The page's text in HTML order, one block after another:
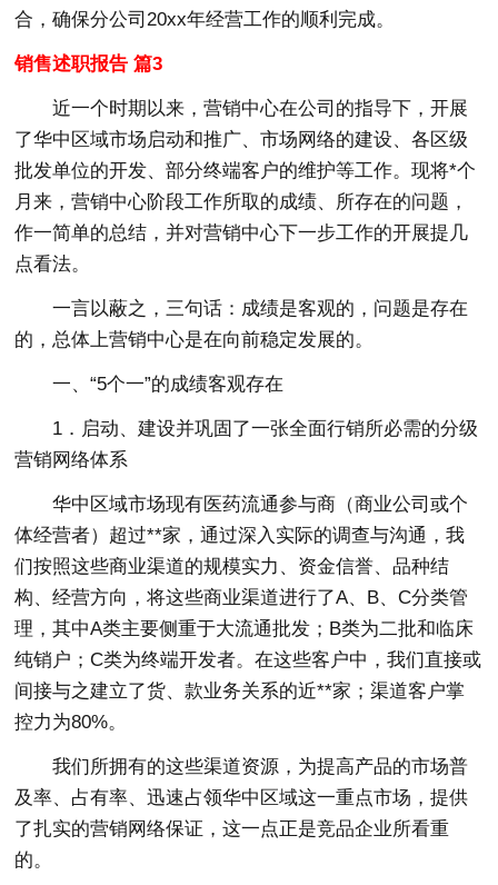
合，确保分公司20xx年经营工作的顺利完成。
销售述职报告 篇3
近一个时期以来，营销中心在公司的指导下，开展
了华中区域市场启动和推广、市场网络的建设、各区级
批发单位的开发、部分终端客户的维护等工作。现将*个
月来，营销中心阶段工作所取的成绩、所存在的问题，
作一简单的总结，并对营销中心下一步工作的开展提几
点看法。
一言以蔽之，三句话：成绩是客观的，问题是存在
的，总体上营销中心是在向前稳定发展的。
一、“5个一”的成绩客观存在
1．启动、建设并巩固了一张全面行销所必需的分级
营销网络体系
华中区域市场现有医药流通参与商（商业公司或个
体经营者）超过**家，通过深入实际的调查与沟通，我
们按照这些商业渠道的规模实力、资金信誉、品种结
构、经营方向，将这些商业渠道进行了A、B、C分类管
理，其中A类主要侧重于大流通批发；B类为二批和临床
纯销户；C类为终端开发者。在这些客户中，我们直接或
间接与之建立了货、款业务关系的近**家；渠道客户掌
控力为80%。
我们所拥有的这些渠道资源，为提高产品的市场普
及率、占有率、迅速占领华中区域这一重点市场，提供
了扎实的营销网络保证，这一点正是竞品企业所看重
的。